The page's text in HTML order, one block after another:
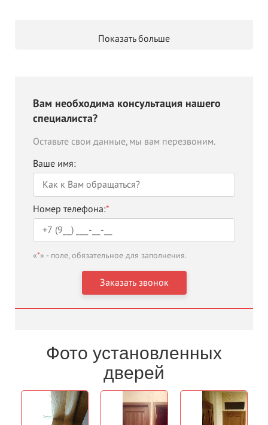
Показать больше
Вам необходима консультация нашего
специалиста?
Оставьте свои данные, мы вам перезвоним.
Ваше имя:
Номер телефона:*
«*» - поле, обязательное для заполнения.
Фото установленных
дверей